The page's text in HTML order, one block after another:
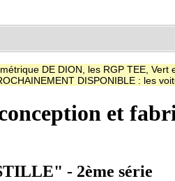
DE DION, les RGP TEE,
DISPONIBLE : les
et
- 2ème série